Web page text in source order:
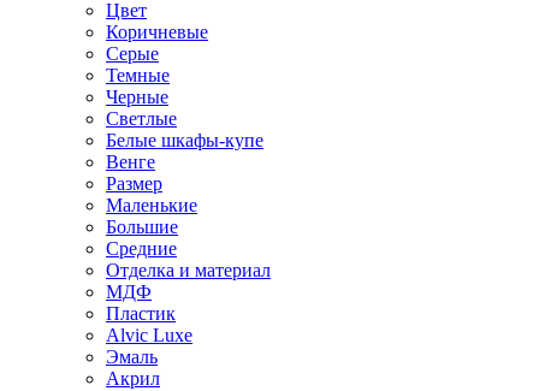
Цвет
Коричневые
Серые
Темные
Черные
Светлые
Белые шкафы-купе
Венге
Размер
Маленькие
Большие
Средние
Отделка и материал
МДФ
Пластик
Alvic Luxe
Эмаль
Акрил